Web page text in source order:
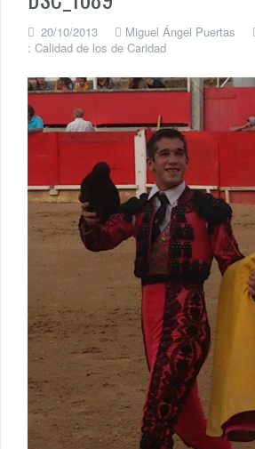
20/10/2013 Miguel Ángel Puertas
: Calidad de los de Caridad